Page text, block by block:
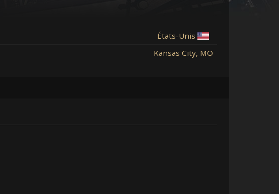
États-Unis
Kansas City, MO